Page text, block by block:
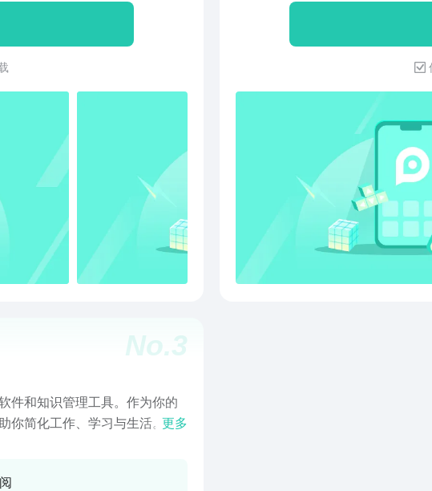
笔记。下载有道云笔记，等于
记本、笔记本、网盘、扫描
等多项技能！助力高效工作和
、手写等多种记录方式满足不
速生成所需内容，省时省力；
一键收藏到笔记，随心标注和
端实时同步备份；OCR智能文
笔记的转换；一键扫描快速保
率模板、日历、待办，帮你合
小说预览、
文件、横屏
费，自带小
癌。4，支
全，不用担
置主题皮肤
6，一个人
7，支持手
留。8，支持
http://
No.3
件和知识管理工具。作为你的
你简化工作、学习与生活。你
步和保存。“An elephant never
更多